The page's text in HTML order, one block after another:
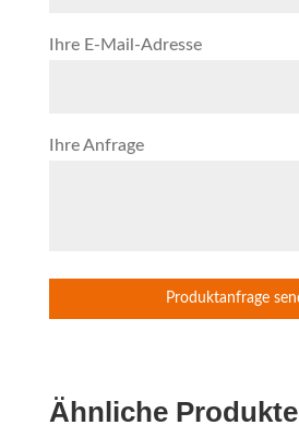
Ihre E-Mail-Adresse
Ihre Anfrage
Ähnliche Produkte